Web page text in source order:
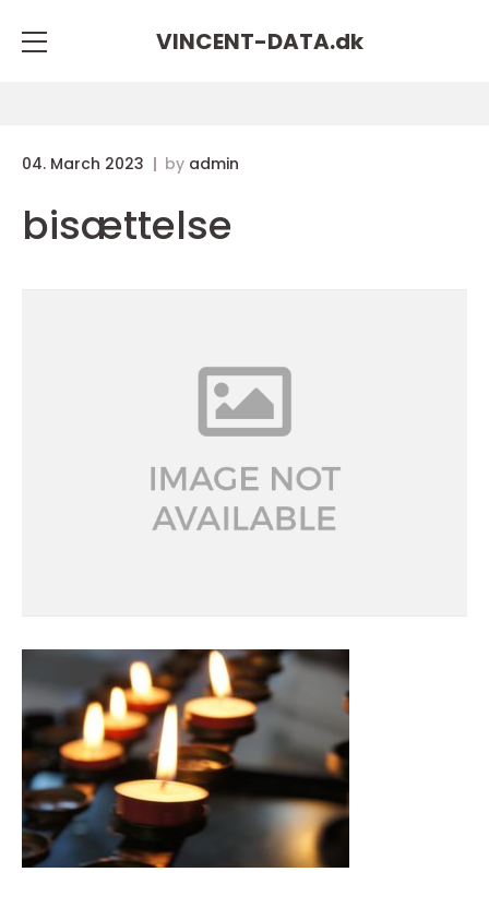
VINCENT-DATA.dk
04. March 2023 by admin
bisættelse